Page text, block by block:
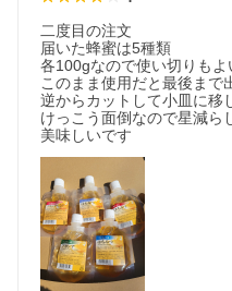
二度目の注文
届いた蜂蜜は5種類
各100gなので使い切りもよ
このまま使用だと最後まで
逆からカットして小皿に移
けっこう面倒なので星減ら
美味しいです